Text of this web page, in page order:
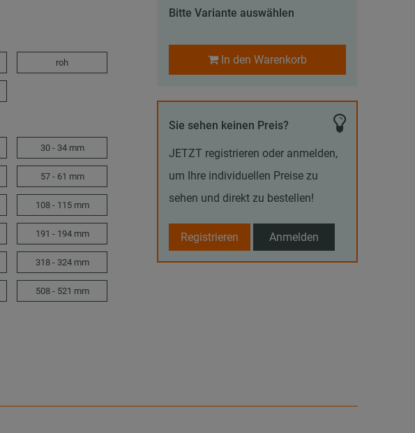
roh
30 - 34 mm
57 - 61 mm
108 - 115 mm
191 - 194 mm
318 - 324 mm
508 - 521 mm
Bitte Variante auswählen
In den Warenkorb
Sie sehen keinen Preis?
JETZT registrieren oder anmelden,
um Ihre individuellen Preise zu
sehen und direkt zu bestellen!
Registrieren Anmelden